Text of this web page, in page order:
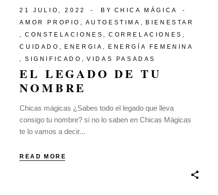
21 JULIO, 2022 BY CHICA MÁGICA
AMOR PROPIO
AUTOESTIMA
BIENESTAR
CONSTELACIONES
CORRELACIONES
CUIDADO
ENERGIA
ENERGÍA FEMENINA
SIGNIFICADO
VIDAS PASADAS
EL LEGADO DE TU
NOMBRE
Chicas mágicas ¿Sabes todo el legado que lleva
consigo tu nombre? si no lo saben en Chicas Mágicas
te lo vamos a decir...
READ MORE